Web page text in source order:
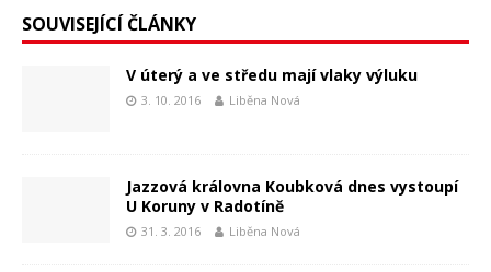
SOUVISEJÍCÍ ČLÁNKY
V úterý a ve středu mají vlaky výluku
3. 10. 2016 Liběna Nová
Jazzová královna Koubková dnes vystoupí
U Koruny v Radotíně
31. 3. 2016 Liběna Nová